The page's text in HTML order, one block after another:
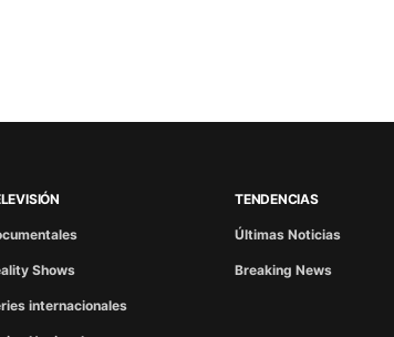
Shows
internacionales
TENDENCIAS
Últimas Noticias
Breaking News